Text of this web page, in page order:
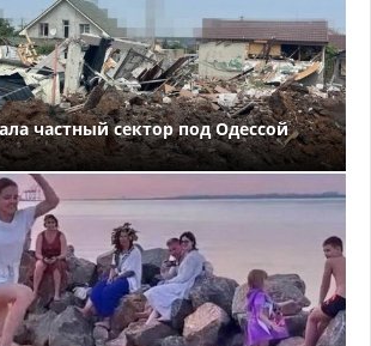
частный сектор под Одессой